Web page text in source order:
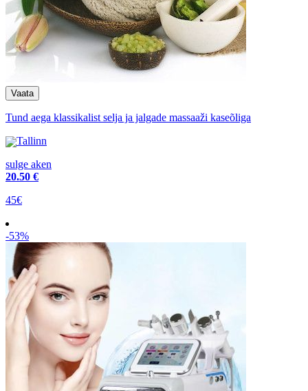
Tund aega klassikalist selja ja jalgade massaaži kaseõliga
Tallinn
sulge aken
20.50 €
45€
-53%